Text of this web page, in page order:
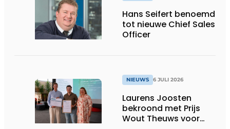
Hans Seifert benoemd
tot nieuwe Chief Sales
Officer
NIEUWS 6 JULI 2026
Laurens Joosten
bekroond met Prijs
Wout Theuws voor